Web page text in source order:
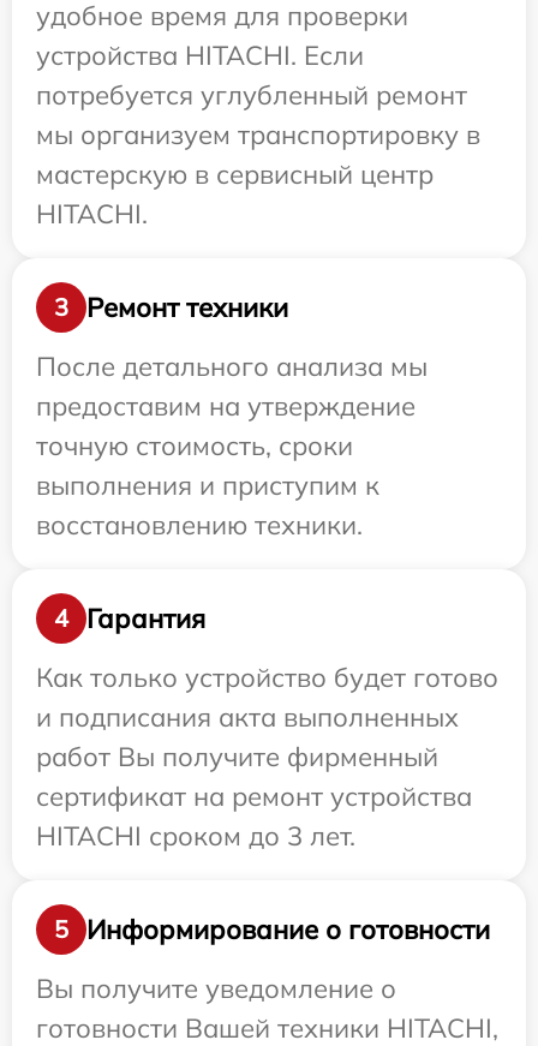
удобное время для проверки
устройства HITACHI. Если
потребуется углубленный ремонт
мы организуем транспортировку в
мастерскую в сервисный центр
HITACHI.
3
Ремонт техники
После детального анализа мы
предоставим на утверждение
точную стоимость, сроки
выполнения и приступим к
восстановлению техники.
4
Гарантия
Как только устройство будет готово
и подписания акта выполненных
работ Вы получите фирменный
сертификат на ремонт устройства
HITACHI сроком до 3 лет.
5
Информирование о готовности
Вы получите уведомление о
готовности Вашей техники HITACHI,